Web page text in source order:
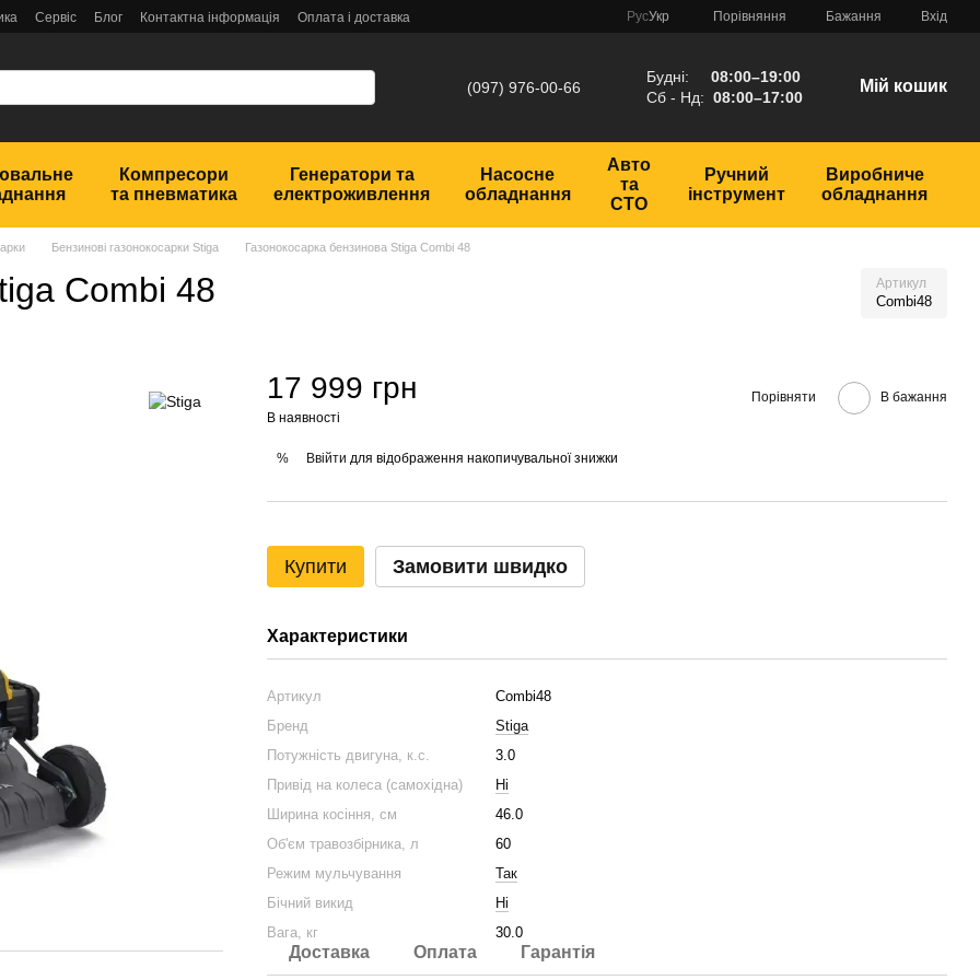
Сервіс Блог Контактна інформація
Оплата і доставка
РусУкр Порівняння Бажання Вхід
(097) 976-00-66
Будні: 08:00–19:00
Сб - Нд: 08:00–17:00
Мій кошик
Компресори
та пневматика
Генератори та
електроживлення
Насосне
обладнання
Авто
та
СТО
Ручний
інструмент
Виробниче
обладнання
Бензинові газонокосарки Stiga Газонокосарка бензинова Stiga Combi 48
Combi 48 Артикул
Combi48
17 999 грн
В наявності
Порівняти В бажання
% Ввійти для відображення накопичувальної знижки
Купити Замовити швидко
Характеристики
Артикул
Combi48
Бренд
Stiga
Потужність двигуна, к.с.
3.0
Привід на колеса (самохідна)
Ні
Ширина косіння, см
46.0
Об'єм травозбірника, л
60
Режим мульчування
Так
Бічний викид
Ні
Вага, кг
30.0
Доставка Оплата Гарантія